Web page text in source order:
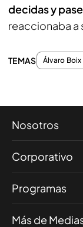
decidas y
reaccionaba a
TEMAS Álvaro Boix
Nosotros
Corporativo
Programas
Más de